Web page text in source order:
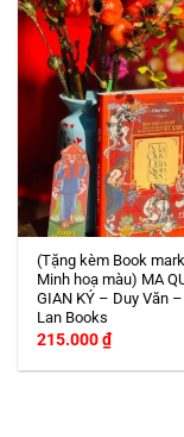
(Tặng kèm Book
Minh hoạ màu) MA
GIAN KÝ – Duy Văn
Lan Books
215.000₫